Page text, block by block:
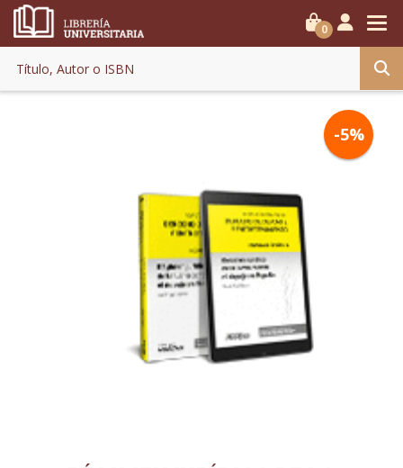
0
-5%